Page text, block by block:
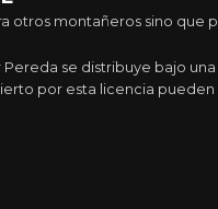
otros montañeros sino que
se distribuye bajo
por esta licencia